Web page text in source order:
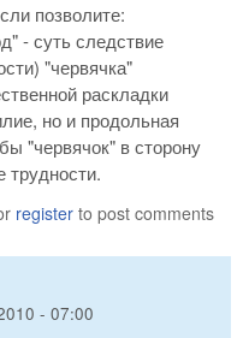
позволите:
- суть следствие
"червячка"
раскладки
но и продольная
"червячок" в сторону
трудности.
register to post comments
- 07:00